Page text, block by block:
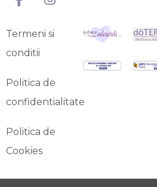
Termeni si
conditii
Politica de
confidentialitate
Politica de
Cookies